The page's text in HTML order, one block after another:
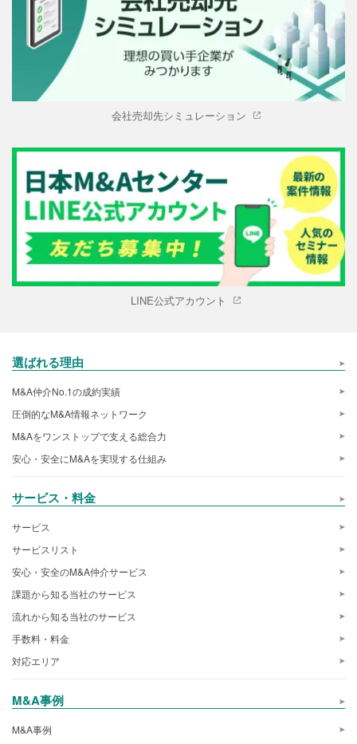
会社売却先シミュレーション
LINE公式アカウント
選ばれる理由
M&A仲介No.1の成約実績
圧倒的なM&A情報ネットワーク
M&Aをワンストップで支える総合力
安心・安全にM&Aを実現する仕組み
サービス・料金
サービス
サービスリスト
安心・安全のM&A仲介サービス
課題から知る当社のサービス
流れから知る当社のサービス
手数料・料金
対応エリア
M&A事例
M&A事例